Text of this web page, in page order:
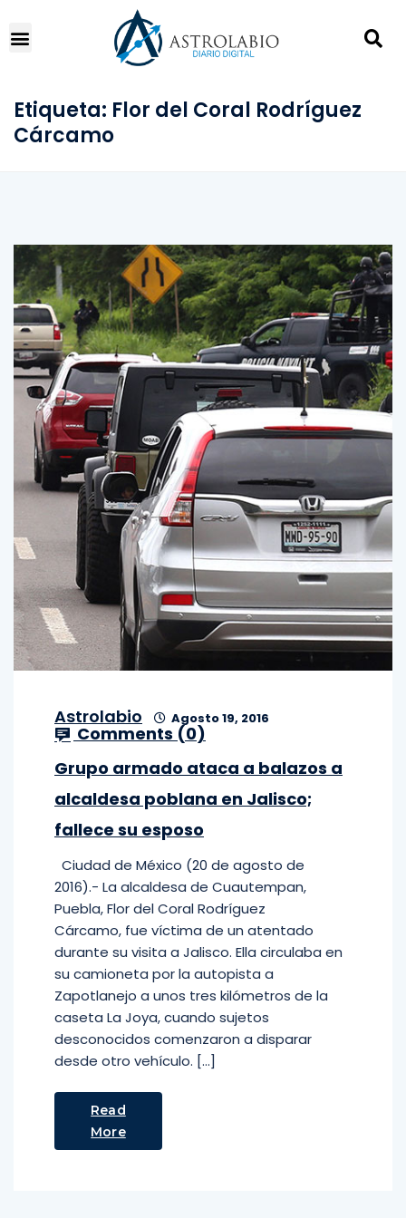
Etiqueta: Flor del Coral Rodríguez
Cárcamo
Astrolabio Agosto 19, 2016
Comments (0)
Grupo armado ataca a balazos a
alcaldesa poblana en Jalisco;
fallece su esposo
Ciudad de México (20 de agosto de
2016).- La alcaldesa de Cuautempan,
Puebla, Flor del Coral Rodríguez
Cárcamo, fue víctima de un atentado
durante su visita a Jalisco. Ella circulaba en
su camioneta por la autopista a
Zapotlanejo a unos tres kilómetros de la
caseta La Joya, cuando sujetos
desconocidos comenzaron a disparar
desde otro vehículo. […]
Read
More